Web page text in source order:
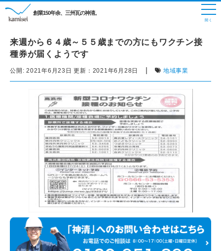
創業150年余、三州瓦の神清。
来週から６４歳～５５歳までの方にもワクチン接
種券が届くようです
公開: 2021年6月23日 更新： 2021年6月28日 | 地域事業